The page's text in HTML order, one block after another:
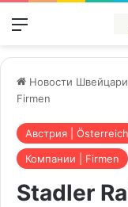
Меню
Новости
Firmen
Австрия | Österreich
Компании | Firmen
Stadler